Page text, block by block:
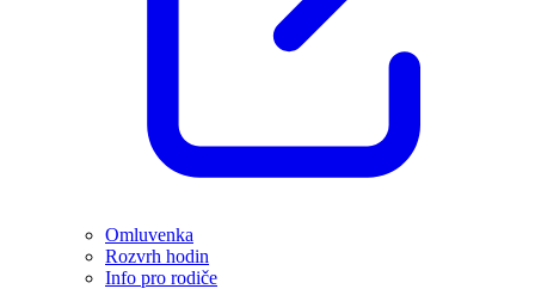
Omluvenka
Rozvrh hodin
Info pro rodiče